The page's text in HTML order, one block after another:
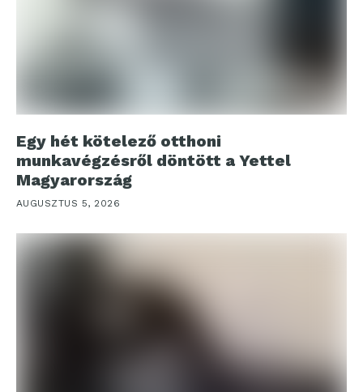
Egy hét kötelező otthoni
munkavégzésről döntött a Yettel
Magyarország
AUGUSZTUS 5, 2026